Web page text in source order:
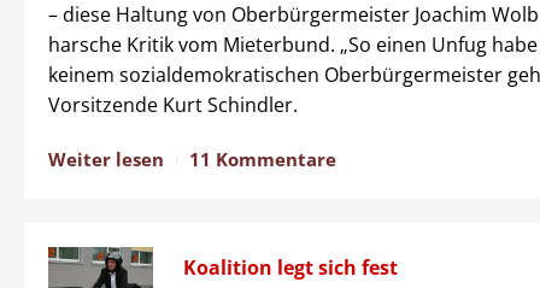
– diese Haltung von Oberbürgermeister Joachim
harsche Kritik vom Mieterbund. „So einen Unfug
keinem sozialdemokratischen Oberbürgermeister
Vorsitzende Kurt Schindler.
Weiter lesen 11 Kommentare
Koalition legt sich fest